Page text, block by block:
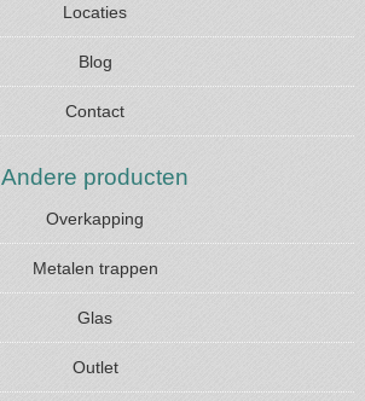
Locaties
Blog
Contact
Andere producten
Overkapping
Metalen trappen
Glas
Outlet